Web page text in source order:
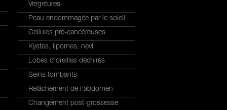
Vergetures
Peau endommagée par le soleil
Cellules pré-cancéreuses
Kystes, lipomes, nevi
Lobes d’oreilles déchirés
Seins tombants
Relâchement de l’abdomen
Changement post-grossesse